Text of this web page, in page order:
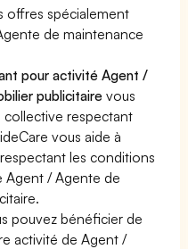
offres spécialement
de maintenance
pour activité Agent /
publicitairevous
collective respectant
vous aide à
les conditions
Agent / Agente de
pouvez bénéficier de
activité de Agent /